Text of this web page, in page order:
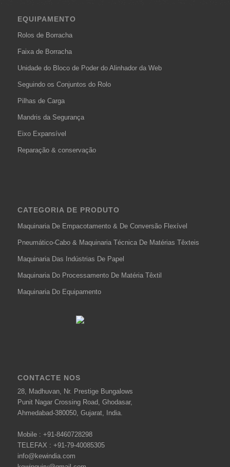
EQUIPAMENTO
Rolos de Borracha
Faixa de Borracha
Unidade do Bloco de Poder do Alinhador da Web
Seguindo os Conjuntos do Rolo
Pilhas de Carga
Mandris da Segurança
Eixo Expansível
Reparação & conservação
CATEGORIA DE PRODUTO
Maquinaria De Empacotamento & De Conversão Flexível
Pneumático-Cabo & Maquinaria Técnica De Matérias Têxteis
Maquinaria Das Indústrias De Papel
Maquinaria Do Processamento De Matéria Têxtil
Maquinaria Do Equipamento
CONTACTE NOS
28, Madhuvan, Nr. Prestige Bungalows
Punit Nagar Crossing Road, Ghodasar,
Ahmedabad-380050, Gujarat, India.
Mobile : +91-8460728298
TELEFAX : +91-79-40085305
info@kewindia.com